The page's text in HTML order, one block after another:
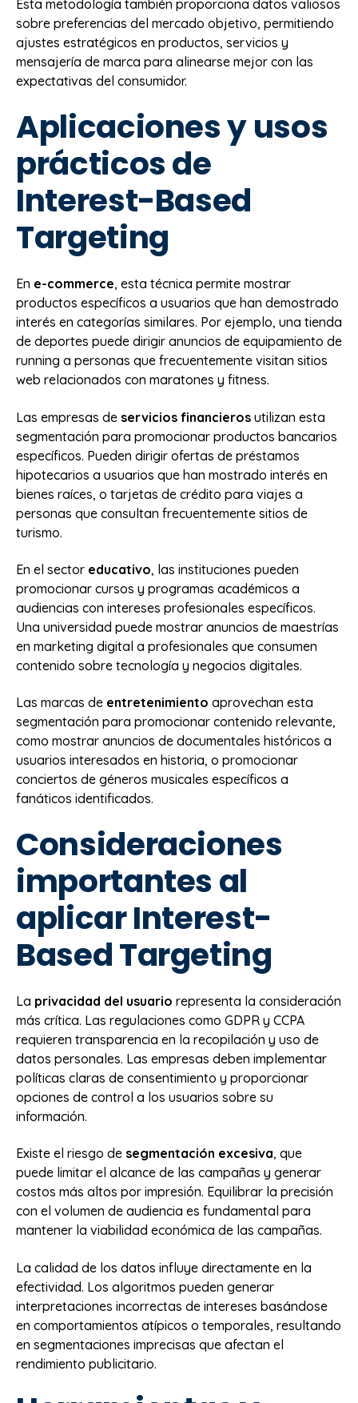
Esta metodología también proporciona datos valiosos
sobre preferencias del mercado objetivo, permitiendo
ajustes estratégicos en productos, servicios y
mensajería de marca para alinearse mejor con las
expectativas del consumidor.
Aplicaciones y usos
prácticos de
Interest-Based
Targeting
En e-commerce, esta técnica permite mostrar
productos específicos a usuarios que han demostrado
interés en categorías similares. Por ejemplo, una tienda
de deportes puede dirigir anuncios de equipamiento de
running a personas que frecuentemente visitan sitios
web relacionados con maratones y fitness.
Las empresas de servicios financieros utilizan esta
segmentación para promocionar productos bancarios
específicos. Pueden dirigir ofertas de préstamos
hipotecarios a usuarios que han mostrado interés en
bienes raíces, o tarjetas de crédito para viajes a
personas que consultan frecuentemente sitios de
turismo.
En el sector educativo, las instituciones pueden
promocionar cursos y programas académicos a
audiencias con intereses profesionales específicos.
Una universidad puede mostrar anuncios de maestrías
en marketing digital a profesionales que consumen
contenido sobre tecnología y negocios digitales.
Las marcas de entretenimiento aprovechan esta
segmentación para promocionar contenido relevante,
como mostrar anuncios de documentales históricos a
usuarios interesados en historia, o promocionar
conciertos de géneros musicales específicos a
fanáticos identificados.
Consideraciones
importantes al
aplicar Interest-
Based Targeting
La privacidad del usuario representa la consideración
más crítica. Las regulaciones como GDPR y CCPA
requieren transparencia en la recopilación y uso de
datos personales. Las empresas deben implementar
políticas claras de consentimiento y proporcionar
opciones de control a los usuarios sobre su
información.
Existe el riesgo de segmentación excesiva, que
puede limitar el alcance de las campañas y generar
costos más altos por impresión. Equilibrar la precisión
con el volumen de audiencia es fundamental para
mantener la viabilidad económica de las campañas.
La calidad de los datos influye directamente en la
efectividad. Los algoritmos pueden generar
interpretaciones incorrectas de intereses basándose
en comportamientos atípicos o temporales, resultando
en segmentaciones imprecisas que afectan el
rendimiento publicitario.